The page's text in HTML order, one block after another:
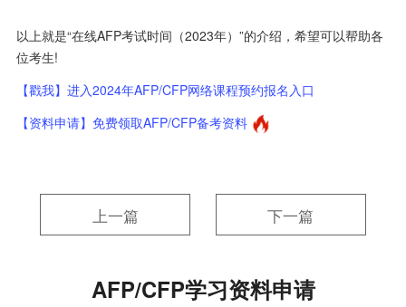
以上就是“在线AFP考试时间（2023年）”的介绍，希望可以帮助各
位考生!
【戳我】进入2024年AFP/CFP网络课程预约报名入口
【资料申请】免费领取AFP/CFP备考资料
上一篇 下一篇
AFP/CFP学习资料申请